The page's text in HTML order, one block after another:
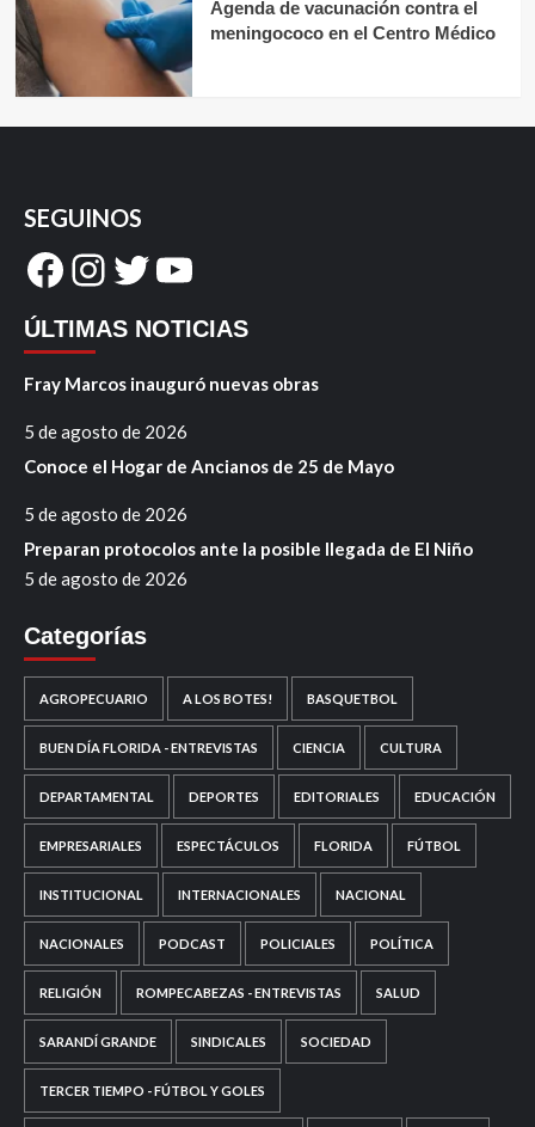
Agenda de vacunación contra el
meningococo en el Centro Médico
SEGUINOS
Facebook
Instagram
Twitter
YouTube
ÚLTIMAS NOTICIAS
Fray Marcos inauguró nuevas obras
5 de agosto de 2026
Conoce el Hogar de Ancianos de 25 de Mayo
5 de agosto de 2026
Preparan protocolos ante la posible llegada de El Niño
5 de agosto de 2026
Categorías
AGROPECUARIO A LOS BOTES! BASQUETBOL
BUEN DÍA FLORIDA - ENTREVISTAS CIENCIA CULTURA
DEPARTAMENTAL DEPORTES EDITORIALES EDUCACIÓN
EMPRESARIALES ESPECTÁCULOS FLORIDA FÚTBOL
INSTITUCIONAL INTERNACIONALES NACIONAL
NACIONALES PODCAST POLICIALES POLÍTICA
RELIGIÓN ROMPECABEZAS - ENTREVISTAS SALUD
SARANDÍ GRANDE SINDICALES SOCIEDAD
TERCER TIEMPO - FÚTBOL Y GOLES